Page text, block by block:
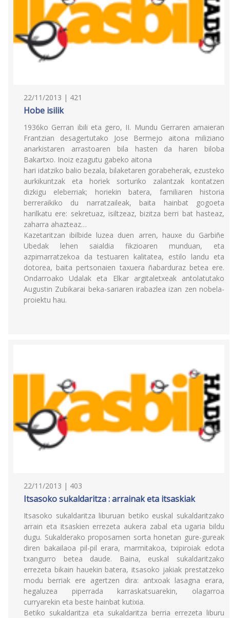
22/11/2013 | 421
Hobe isilik
1936ko Gerran ibili eta gero, II. Mundu Gerraren amaieran
Frantzian desagertutako Jose Bermejo aitona miliziano
anarkistaren arrastoaren bila hasten da haren biloba
Bakartxo. Inoiz ezagutu gabeko aitona
hari idatziko balio bezala, bilaketaren gorabeherak, ezusteko
aurkikuntzak eta horiek sorturiko zalantzak kontatzen
dizkigu eleberriak; horiekin batera, familiaren historia
berreraikiko du narratzaileak, baita hainbat gogoeta
harilkatu ere: sekretuaz, isiltzeaz, bizitza berri bat hasteaz,
zaharra ahazteaz…
Kazetaritzan ibilbide luzea duen arren, hauxe du Garbiñe
Ubedak lehen saialdia fikzioaren munduan, eta
azpimarratzekoa da testuaren kalitatea, estilo landu eta
dotorea, baita pertsonaien taxuera ñabarduraz betea ere.
Ondarroako Udalak eta Elkar argitaletxeak antolatutako
Augustin Zubikarai beka-sariaren irabazlea izan zen nobela-
proiektu hau.
22/11/2013 | 403
Itsasoko sukaldaritza : arrainak eta itsaskiak
Itsasoko sukaldaritza liburuan betiko euskal sukaldaritzako
arrain eta itsaskien errezeta aukera zabal eta ugaria bildu
dugu. Sukalderako proposamen sorta honetan gure-gureak
diren bakailaoa pil-pil erara, marmitakoa, txipiroiak edota
txangurro betea daude. Baina, euskal sukaldaritzako
errezeta bikain hauekin batera, itsasoko jakiak prestatzeko
modu berriak ere agertzen dira: antxoak lasagna erara,
hegaluzea piperrada karraskatsuarekin, olagarroa
curryarekin eta beste hainbat kutixia.
Betiko sukaldaritza eta sukaldaritza berria errezeta liburu